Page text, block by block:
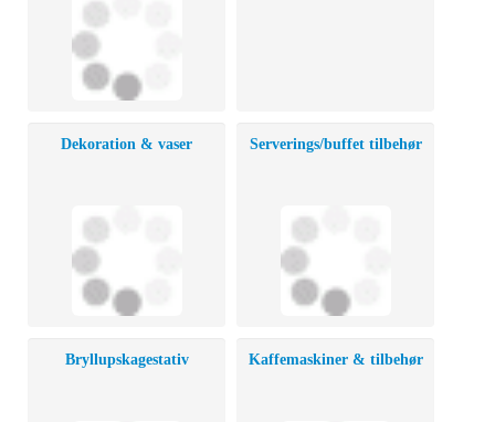
Dekoration & vaser Serverings/buffet tilbehør
Bryllupskagestativ Kaffemaskiner & tilbehør